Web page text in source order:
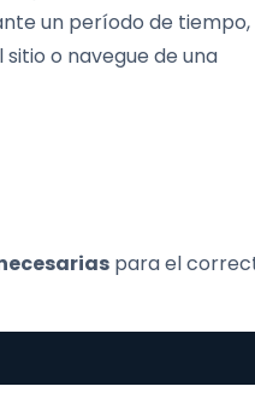
un período de tiempo,
o navegue de una
para el